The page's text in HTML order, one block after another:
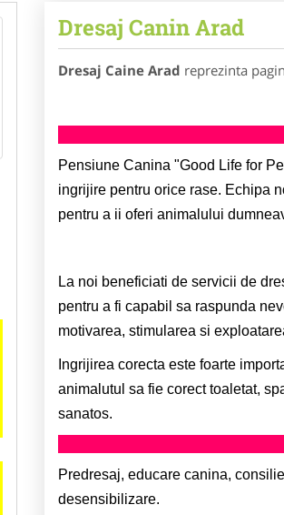
Dresaj Canin Arad
Dresaj Caine Arad reprezinta
Pensiune Canina "Good Life for
ingrijire pentru orice rase. Echipa
pentru a ii oferi animalului
La noi beneficiati de servicii de
pentru a fi capabil sa raspunda
motivarea, stimularea si
Ingrijirea corecta este foarte
animalutul sa fie corect toaletat,
sanatos.
Predresaj, educare canina,
desensibilizare.